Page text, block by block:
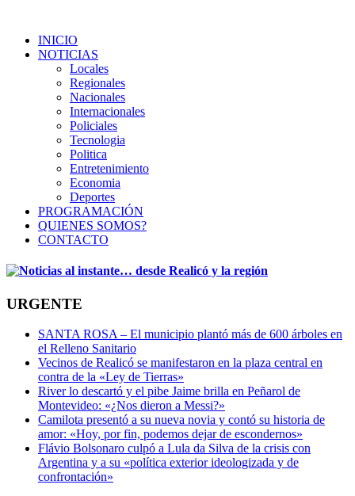
INICIO
NOTICIAS
Locales
Regionales
Nacionales
Internacionales
Policiales
Tecnologia
Politica
Entretenimiento
Economia
Deportes
PROGRAMACIÓN
QUIENES SOMOS?
CONTACTO
URGENTE
SANTA ROSA – El municipio plantó más de 600 árboles en
el Relleno Sanitario
Vecinos de Realicó se manifestaron en la plaza central en
contra de la «Ley de Tierras»
River lo descartó y el pibe Jaime brilla en Peñarol de
Montevideo: «¿Nos dieron a Messi?»
Camilota presentó a su nueva novia y contó su historia de
amor: «Hoy, por fin, podemos dejar de escondernos»
Flávio Bolsonaro culpó a Lula da Silva de la crisis con
Argentina y a su «política exterior ideologizada y de
confrontación»